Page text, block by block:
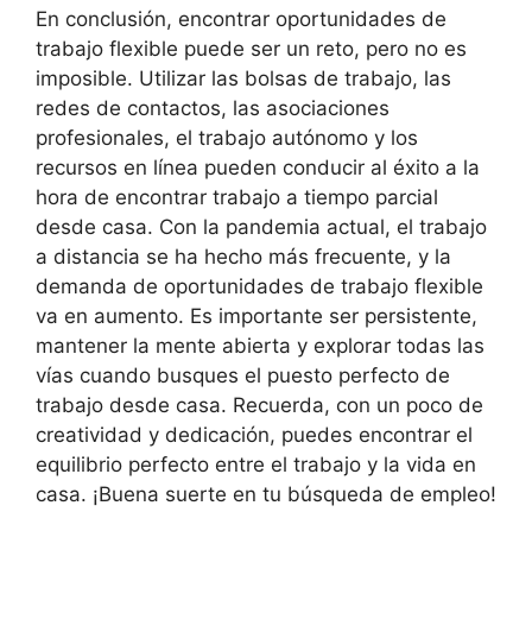
En conclusión, encontrar oportunidades de
trabajo flexible puede ser un reto, pero no es
imposible. Utilizar las bolsas de trabajo, las
redes de contactos, las asociaciones
profesionales, el trabajo autónomo y los
recursos en línea pueden conducir al éxito a la
hora de encontrar trabajo a tiempo parcial
desde casa. Con la pandemia actual, el trabajo
a distancia se ha hecho más frecuente, y la
demanda de oportunidades de trabajo flexible
va en aumento. Es importante ser persistente,
mantener la mente abierta y explorar todas las
vías cuando busques el puesto perfecto de
trabajo desde casa. Recuerda, con un poco de
creatividad y dedicación, puedes encontrar el
equilibrio perfecto entre el trabajo y la vida en
casa. ¡Buena suerte en tu búsqueda de empleo!